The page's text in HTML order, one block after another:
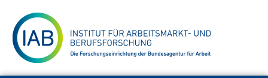
zum
Inhalt
Suchen nach: